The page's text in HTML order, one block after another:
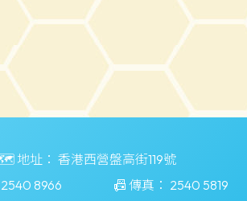
地址： 香港西營盤高街119號
2540 8966 📠 傳真： 2540 5819